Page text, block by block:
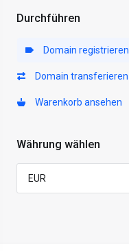
Durchführen
Domain registrieren
Domain transferieren
Warenkorb ansehen
Währung wählen